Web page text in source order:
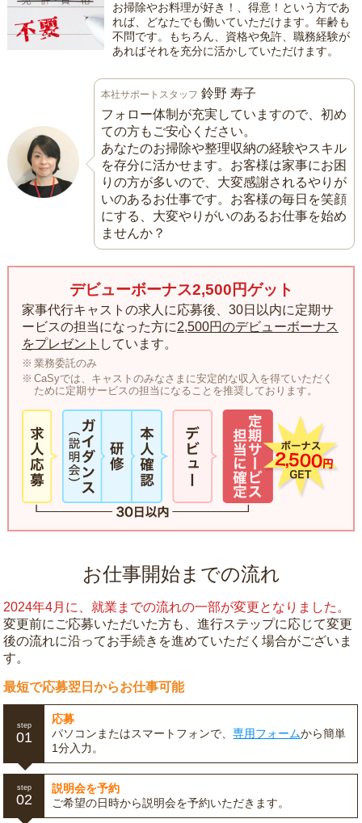
お掃除やお料理が好き！、得意！という方であ
れば、どなたでも働いていただけます。年齢も
不問です。もちろん、資格や免許、職務経験が
あればそれを充分に活かしていただけます。
本社サポートスタッフ 鈴野 寿子
フォロー体制が充実していますので、初め
ての方もご安心ください。
あなたのお掃除や整理収納の経験やスキル
を存分に活かせます。お客様は家事にお困
りの方が多いので、大変感謝されるやりが
いのあるお仕事です。お客様の毎日を笑顔
にする、大変やりがいのあるお仕事を始め
ませんか？
デビューボーナス2,500円ゲット
家事代行キャストの求人に応募後、30日以内に定期サ
ービスの担当になった方に2,500円のデビューボーナス
をプレゼント しています。
業務委託のみ
CaSyでは、キャストのみなさまに安定的な収入を得ていただく
ために定期サービスの担当になることを推奨しております。
お仕事開始までの流れ
2024年4月に、就業までの流れの一部が変更となりました。
変更前にご応募いただいた方も、進行ステップに応じて変更
後の流れに沿ってお手続きを進めていただく場合がございま
す。
最短で応募翌日からお仕事可能
step
01
応募
パソコンまたはスマートフォンで、専用フォームから簡単
1分入力。
step
02
説明会を予約
ご希望の日時から説明会を予約いただきます。